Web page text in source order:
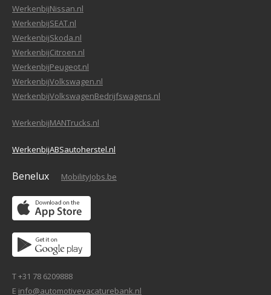
WerkenbijNissan.nl
WerkenbijSEAT.nl
WerkenbijSkoda.nl
WerkenbijCitroen.nl
WerkenbijPeugeot.nl
WerkenbijVolkswagen.nl
WerkenbijVolkswagenBedrijfswagens.nl
WerkenbijMANTrucks.nl
WerkenbijABSautoherstel.nl
Benelux MobilityJobs.be
T +31 78 6209888
E info@automotivevacaturebank.nl